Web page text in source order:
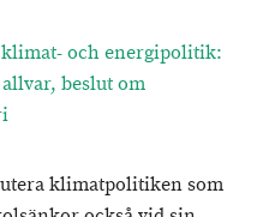
och energipolitik:
beslut om
klimatpolitiken som